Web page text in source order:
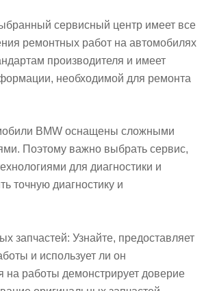
сервисный центр имеет все
ремонтных работ на автомобилях
производителя и имеет
необходимой для ремонта
BMW оснащены сложными
Поэтому важно выбрать сервис,
для диагностики и
точную диагностику и
запчастей: Узнайте, предоставляет
и использует ли он
на работы демонстрирует доверие